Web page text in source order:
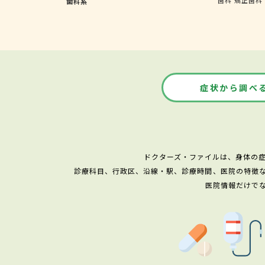
症状から調べ
ドクターズ・ファイルは、身体の
診療科目、行政区、沿線・駅、診療時間、医院の特徴
医院情報だけで